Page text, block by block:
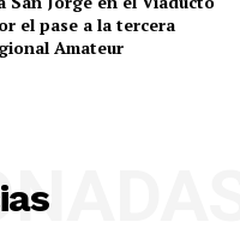
el pase a la tercera
Amateur